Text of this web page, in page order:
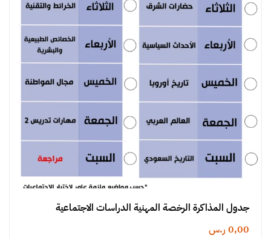
جدول المذاكرة الرخصة المهنية الدراسات الاجتماعية
0,00 ر.س